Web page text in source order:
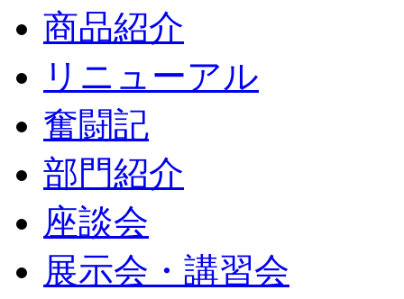
商品紹介
リニューアル
奮闘記
部門紹介
座談会
展示会・講習会